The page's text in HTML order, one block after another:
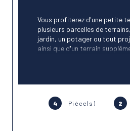
4 Pièce(s) 2
Vous profiterez d'une petite
plusieurs parcelles de
jardin, un potager ou tout
ainsi que d'un terrain
Travaux de rénovation à
charme.